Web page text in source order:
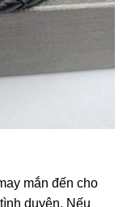
mắn đến cho
duyên. Nếu